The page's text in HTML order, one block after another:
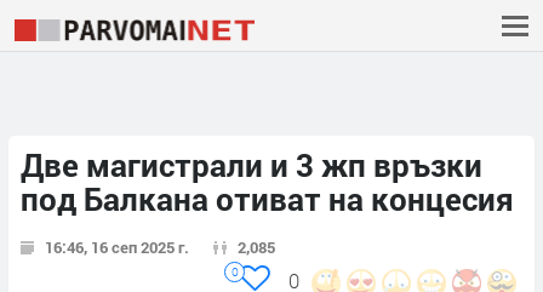
Две магистрали и 3 жп връзки
под Балкана отиват на концесия
16:46, 16 сеп 2025 г. 2,085
0
0